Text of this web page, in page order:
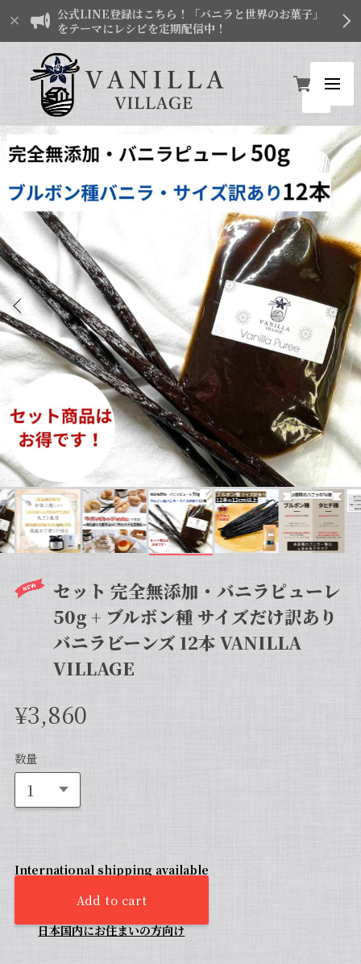
公式LINE登録はこちら！「バニラと世界のお菓子」
をテーマにレシピを定期配信中！
セット 完全無添加・バニラピューレ
50g + ブルボン種 サイズだけ訳あり
バニラビーンズ 12本 VANILLA
VILLAGE
¥3,860
数量
International shipping available
Add to cart
日本国内にお住まいの方向け